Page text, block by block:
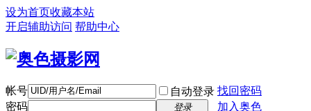
设为首页收藏本站
开启辅助访问 帮助中心
帐号 自动登录 找回密码
密码
登录 加入奥色